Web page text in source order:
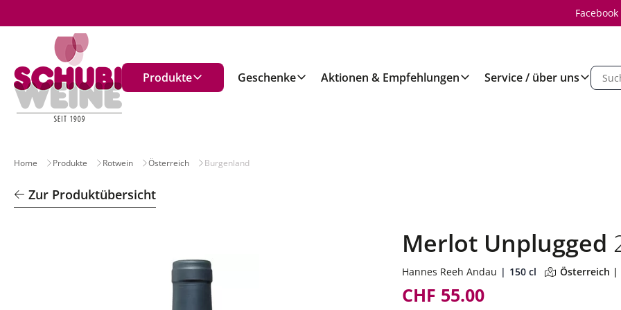
Facebook
Produkte Geschenke Aktionen & Empfehlungen Service / über uns
Home Produkte Rotwein Österreich Burgenland
Zur Produktübersicht
Merlot Unplugged
Hannes Reeh Andau 150 cl Österreich |
CHF 55.00